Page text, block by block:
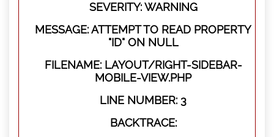
SEVERITY: WARNING
MESSAGE: ATTEMPT TO READ PROPERTY
"ID" ON NULL
FILENAME: LAYOUT/RIGHT-SIDEBAR-
MOBILE-VIEW.PHP
LINE NUMBER: 3
BACKTRACE: